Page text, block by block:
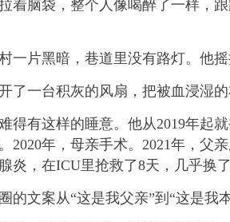
脑袋，整个人像喝醉了一样，踉
片黑暗，巷道里没有路灯。他摇
一台积灰的风扇，把被血浸湿的
有这样的睡意。他从2019年起就
2020年，母亲手术。2021年，
炎，在ICU里抢救了8天，几乎换
文案从“这是我父亲”到“这是我本